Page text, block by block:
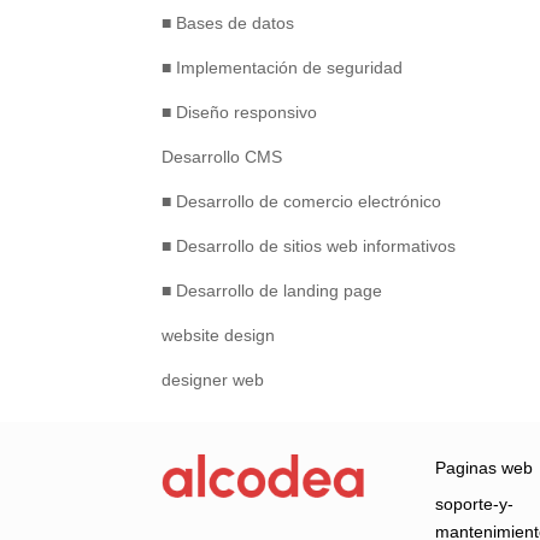
■ Bases de datos
■ Implementación de seguridad
■ Diseño responsivo
Desarrollo CMS
■ Desarrollo de comercio electrónico
■ Desarrollo de sitios web informativos
■ Desarrollo de landing page
website design
designer web
Paginas web
soporte-y-